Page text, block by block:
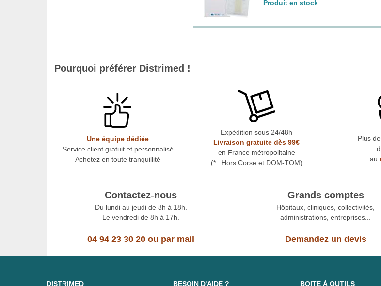
Produit en stock
Pourquoi préférer Distrimed !
Une équipe dédiée
Service client gratuit et personnalisé
Achetez en toute tranquillité
Expédition sous 24/48h
Livraison gratuite dès 99€
en France métropolitaine
(* : Hors Corse et DOM-TOM)
Plus
au
Contactez-nous
Du lundi au jeudi de 8h à 18h.
Le vendredi de 8h à 17h.
04 94 23 30 20 ou par mail
Grands comptes
Hôpitaux, cliniques, collectivités,
administrations, entreprises...
Demandez un devis
DISTRIMED BESOIN D'AIDE ? BOITE À OUTILS